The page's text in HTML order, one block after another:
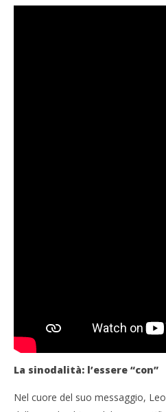
La sinodalità: l’essere “con”
Nel cuore del suo messaggio,